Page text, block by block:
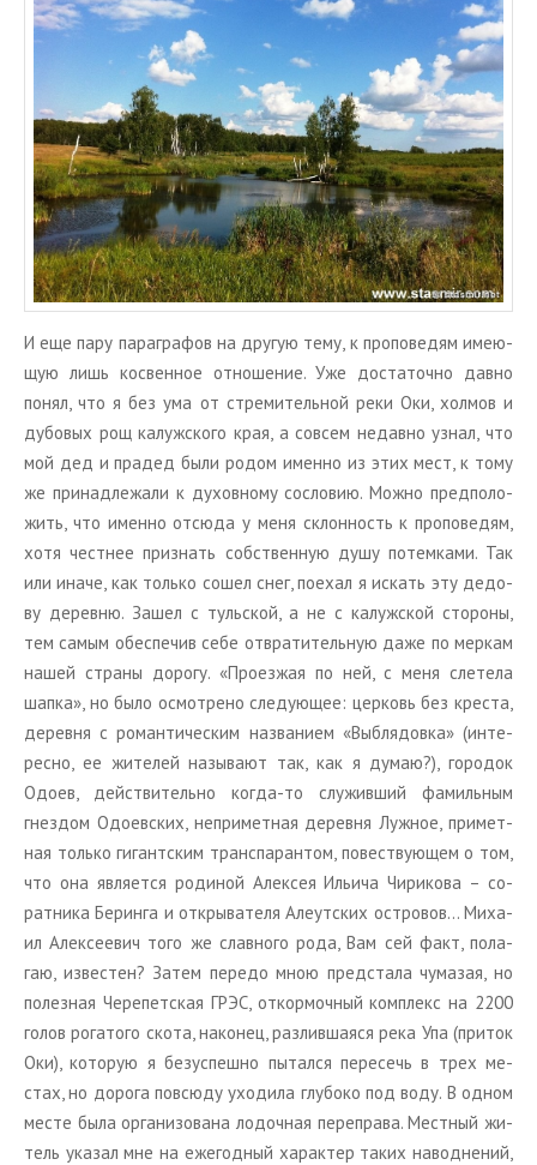
И еще пару па­ра­гра­фов на дру­гую тему, к про­по­ве­дям име­ю­
щую лишь кос­вен­ное от­но­ше­ние. Уже до­ста­точ­но давно
понял, что я без ума от стре­ми­тель­ной реки Оки, хол­мов и
ду­бо­вых рощ ка­луж­ско­го края, а со­всем недав­но узнал, что
мой дед и пра­дед были родом имен­но из этих мест, к тому
же при­над­ле­жа­ли к ду­хов­но­му со­сло­вию. Можно пред­по­ло­
жить, что имен­но от­сю­да у меня склон­ность к про­по­ве­дям,
хотя чест­нее при­знать соб­ствен­ную душу по­тем­ка­ми. Так
или иначе, как толь­ко сошел снег, по­ехал я ис­кать эту де­до­
ву де­рев­ню. Зашел с туль­ской, а не с ка­луж­ской сто­ро­ны,
тем самым обес­пе­чив себе от­вра­ти­тель­ную даже по мер­кам
нашей стра­ны до­ро­гу. «Про­ез­жая по ней, с меня сле­те­ла
шапка», но было осмот­ре­но сле­ду­ю­щее: цер­ковь без кре­ста,
де­рев­ня с ро­ман­ти­че­ским на­зва­ни­ем «Выбля­дов­ка» (ин­те­
рес­но, ее жи­те­лей на­зы­ва­ют так, как я думаю?), го­ро­док
Одоев, дей­стви­тель­но когда-то слу­жив­ший фа­миль­ным
гнез­дом Одо­ев­ских, непри­мет­ная де­рев­ня Луж­ное, при­мет­
ная толь­ко ги­гант­ским транс­па­ран­том, по­вест­ву­ю­щем о том,
что она яв­ля­ет­ся ро­ди­ной Алек­сея Ильи­ча Чи­ри­ко­ва – со­
рат­ни­ка Бе­рин­га и от­кры­ва­те­ля Але­ут­ских ост­ро­вов… Ми­ха­
ил Алек­се­е­вич того же слав­но­го рода, Вам сей факт, по­ла­
гаю, из­ве­стен? Затем пе­ре­до мною пред­ста­ла чу­ма­зая, но
по­лез­ная Че­ре­пет­ская ГРЭС, от­кор­моч­ный ком­плекс на 2200
голов ро­га­то­го скота, на­ко­нец, раз­лив­ша­я­ся река Упа (при­ток
Оки), ко­то­рую я без­успеш­но пы­тал­ся пе­ре­сечь в трех ме­
стах, но до­ро­га по­всю­ду ухо­ди­ла глу­бо­ко под воду. В одном
месте была ор­га­ни­зо­ва­на ло­доч­ная пе­ре­пра­ва. Мест­ный жи­
тель ука­зал мне на еже­год­ный ха­рак­тер таких на­вод­не­ний,